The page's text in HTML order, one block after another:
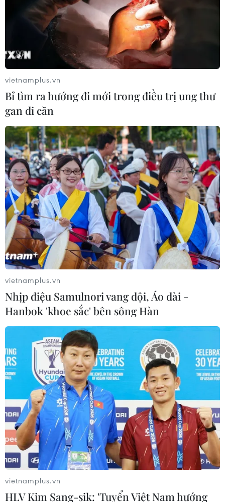
vietnamplus.vn
Bỉ tìm ra hướng đi mới trong điều trị ung thư
gan di căn
vietnamplus.vn
Nhịp điệu Samulnori vang dội, Áo dài -
Hanbok 'khoe sắc' bên sông Hàn
vietnamplus.vn
HLV Kim Sang-sik: 'Tuyển Việt Nam hướng